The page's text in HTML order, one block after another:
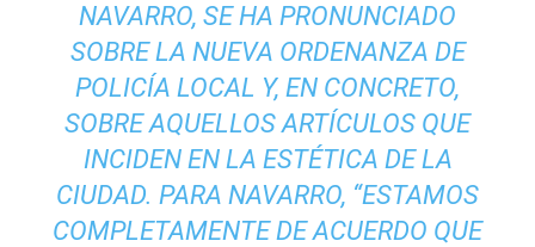
NAVARRO, SE HA PRONUNCIADO
SOBRE LA NUEVA ORDENANZA DE
POLICÍA LOCAL Y, EN CONCRETO,
SOBRE AQUELLOS ARTÍCULOS QUE
INCIDEN EN LA ESTÉTICA DE LA
CIUDAD. PARA NAVARRO, “ESTAMOS
COMPLETAMENTE DE ACUERDO QUE